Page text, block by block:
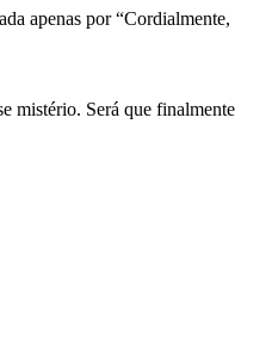
apenas por “Cordialmente,
mistério. Será que finalmente